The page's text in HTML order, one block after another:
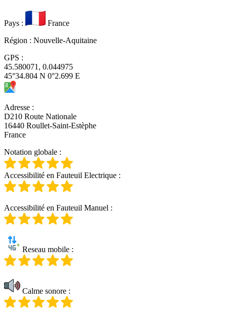
Pays :
France
Région : Nouvelle-Aquitaine
GPS :
45.580071, 0.044975
45°34.804 N 0°2.699 E
Adresse :
D210 Route Nationale
16440 Roullet-Saint-Estèphe
France
Notation globale :
Accessibilité en Fauteuil Electrique :
Accessibilité en Fauteuil Manuel :
Reseau mobile :
Calme sonore :